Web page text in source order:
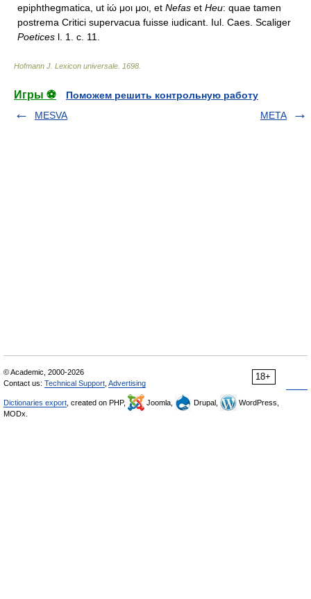
epiphthegmatica, ut ἰώ μοι μοι, et Nefas et Heu: quae tamen
postrema Critici supervacua fuisse iudicant. Iul. Caes. Scaliger
Poetices l. 1. c. 11.
Hofmann J. Lexicon universale 1698
Игры ⚽
Поможем решить контрольную работу
MESVA
META
18+
© Academic, 2000-2026
Contact us: Technical Support Advertising
Dictionaries export , created on PHP, Joomla, Drupal,
WordPress,
MODx.